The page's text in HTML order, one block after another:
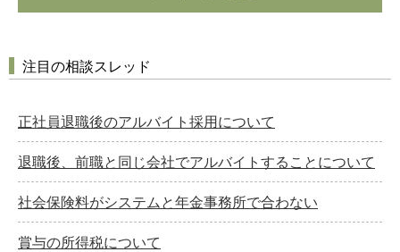
注目の相談スレッド
正社員退職後のアルバイト採用について
退職後、前職と同じ会社でアルバイトすることについて
社会保険料がシステムと年金事務所で合わない
賞与の所得税について